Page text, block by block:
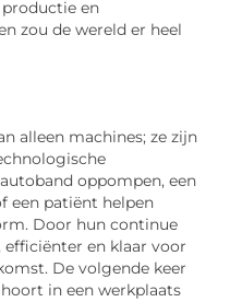
en
zou de wereld er heel
alleen machines; ze zijn
oppompen, een
een patiënt helpen
Door hun continue
en klaar voor
De volgende keer
in een werkplaats